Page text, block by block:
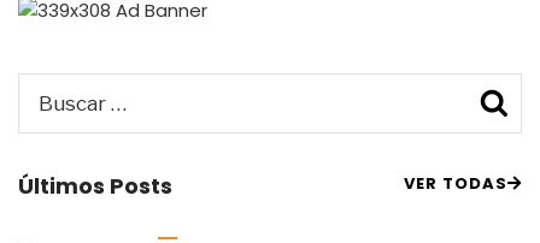
por:
Últimos Posts VER TODAS